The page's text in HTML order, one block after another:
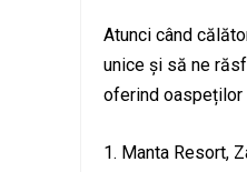
Atunci când
unice și să ne
oferind oaspeților
1. Manta Resort,